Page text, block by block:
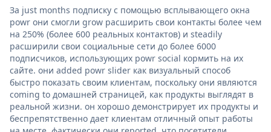
За just months подписку с помощью всплывающего окна
powr они смогли grow расширить свои контакты более чем
на 250% (более 600 реальных контактов) и steadily
расширили свои социальные сети до более 6000
подписчиков, использующих powr social кормить на их
сайте. они added powr slider как визуальный способ
быстро показать своим клиентам, поскольку они являются
coming to домашней страницей, как продукты выглядят в
реальной жизни. он хорошо демонстрирует их продукты и
беспрепятственно дает клиентам отличный опыт работы